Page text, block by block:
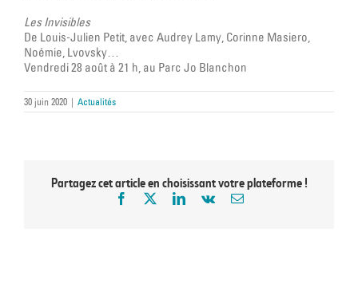
Les Invisibles
De Louis-Julien Petit, avec Audrey Lamy, Corinne Masiero,
Noémie, Lvovsky…
Vendredi 28 août à 21 h, au Parc Jo Blanchon
30 juin 2020 | Actualités
Partagez cet article en choisissant votre plateforme !